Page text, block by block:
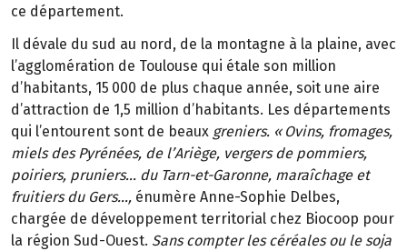
ce département.
Il dévale du sud au nord, de la montagne à la plaine, avec
l’agglomération de Toulouse qui étale son million
d’habitants, 15 000 de plus chaque année, soit une aire
d ’attraction de 1,5 million d ’habitants. Les d épartements
qui l’entourent sont de beaux greniers. « Ovins, fromages,
miels des Pyrénées, de l’Ariège, vergers de pommiers,
poiriers, pruniers… du Tarn-et-Garonne, maraîchage et
fruitiers du Gers…, énumère Anne-Sophie Delbes,
chargée de développement territorial chez Biocoop pour
la région Sud-Ouest. Sans compter les céréales ou le soja